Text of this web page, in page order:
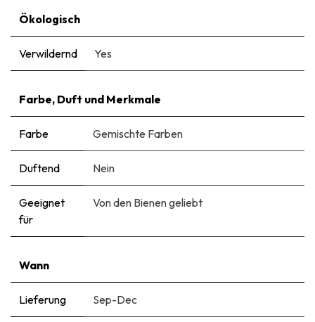
Ökologisch
Verwildernd Yes
Farbe, Duft und Merkmale
Farbe Gemischte Farben
Duftend Nein
Geeignet
für
Von den Bienen geliebt
Wann
Lieferung Sep-Dec